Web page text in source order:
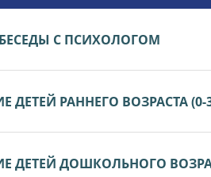
С ПСИХОЛОГОМ
ДЕТЕЙ РАННЕГО ВОЗРАСТА (0-
ДЕТЕЙ ДОШКОЛЬНОГО